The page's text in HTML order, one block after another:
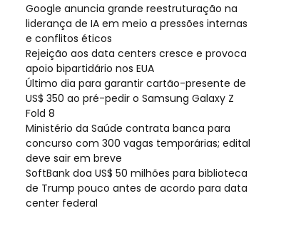
Google anuncia grande reestruturação na
liderança de IA em meio a pressões internas
e conflitos éticos
Rejeição aos data centers cresce e provoca
apoio bipartidário nos EUA
Último dia para garantir cartão-presente de
US$ 350 ao pré-pedir o Samsung Galaxy Z
Fold 8
Ministério da Saúde contrata banca para
concurso com 300 vagas temporárias; edital
deve sair em breve
SoftBank doa US$ 50 milhões para biblioteca
de Trump pouco antes de acordo para data
center federal